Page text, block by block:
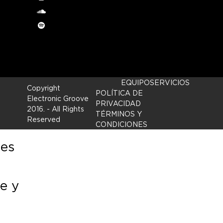
y
soundcloud
Spotify
Copyright
Electronic Groove
2016. - All Rights
Reserved
EQUIPOSERVICIOS
POLÍTICA DE
PRIVACIDAD
TÉRMINOS Y
CONDICIONES